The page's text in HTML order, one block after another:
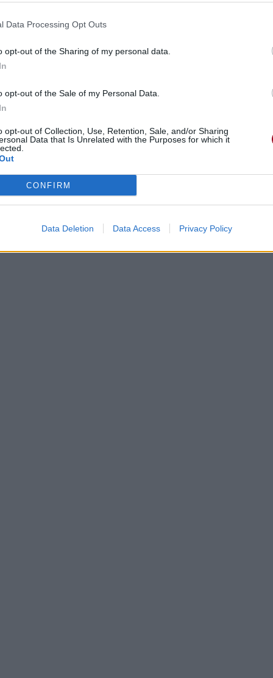
Data Processing Opt Outs
opt-out of the Sharing of my personal data.
opt-out of the Sale of my Personal Data.
opt-out of Collection, Use, Retention, Sale, and/or Sharing
Data that Is Unrelated with the Purposes for which it
CONFIRM
Data Deletion Data Access Privacy Policy